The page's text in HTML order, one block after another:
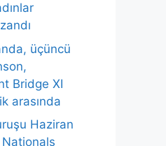
üçüncü
Bridge XI
arasında
Haziran
Nationals